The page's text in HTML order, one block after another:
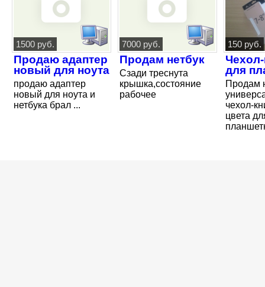
1500 руб.
Продаю адаптер
новый для ноута
продаю адаптер
новый для ноута и
нетбука брал ...
7000 руб.
Продам нетбук
Сзади треснута
крышка,состояние
рабочее
150 руб.
для
Продам
чехол-
цвета